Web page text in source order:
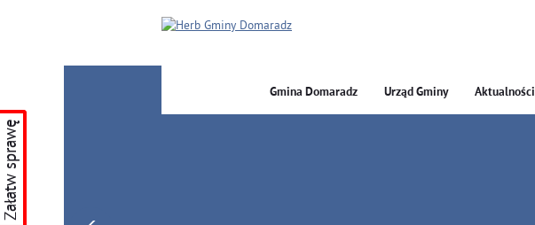
Gmina Domaradz Urząd Gminy Aktualności
Załatw sprawę